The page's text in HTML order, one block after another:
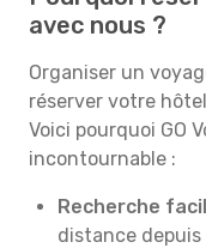
avec nous ?
Organiser un
réserver votre
Voici pourquoi GO
incontournable :
Recherche
distance